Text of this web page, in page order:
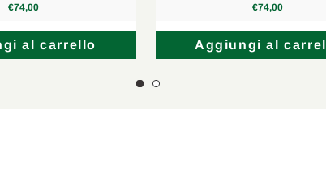
€74,00
al carrello
€74,00
Aggiungi al